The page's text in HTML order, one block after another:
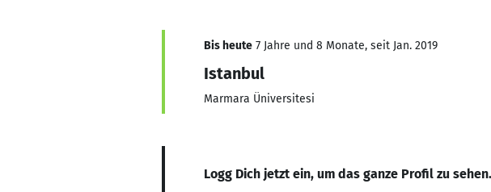
Bis heute 7 Jahre und 8 Monate, seit Jan. 2019
Istanbul
Marmara Üniversitesi
Logg Dich jetzt ein, um das ganze Profil zu sehen.